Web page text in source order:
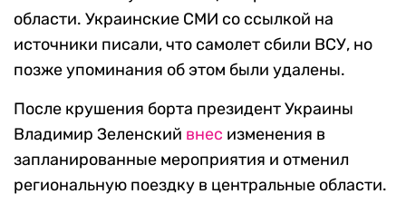
области. Украинские СМИ со ссылкой на
источники писали, что самолет сбили ВСУ, но
позже упоминания об этом были удалены.
После крушения борта президент Украины
Владимир Зеленский внес изменения в
запланированные мероприятия и отменил
региональную поездку в центральные области.